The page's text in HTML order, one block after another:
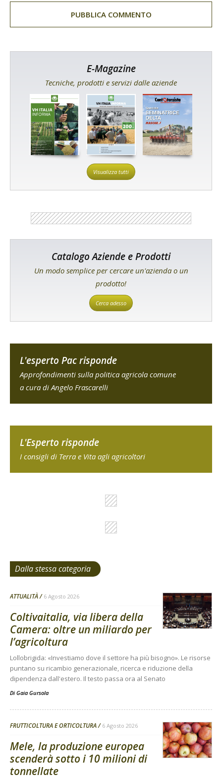
E-Magazine
Tecniche, prodotti e servizi dalle aziende
Visualizza tutti
Catalogo Aziende e Prodotti
Un modo semplice per cercare un'azienda o un
prodotto!
Cerca adesso
L'esperto Pac risponde
Approfondimenti sulla politica agricola comune
a cura di Angelo Frascarelli
L'Esperto risponde
I consigli di Terra e Vita agli agricoltori
Dalla stessa categoria
ATTUALITÀ 6 Agosto 2026
Coltivaitalia, via libera della
Camera: oltre un miliardo per
l’agricoltura
Lollobrigida: «Investiamo dove il settore ha più bisogno». Le risorse
puntano su ricambio generazionale, ricerca e riduzione della
dipendenza dall'estero. Il testo passa ora al Senato
Di Gaia Gursola
FRUTTICOLTURA E ORTICOLTURA 6 Agosto 2026
Mele, la produzione europea
scenderà sotto i 10 milioni di
tonnellate